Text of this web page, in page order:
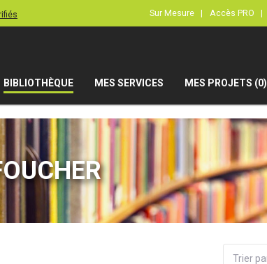
Sur Mesure | Accès PRO |
BIBLIOTHÈQUE MES SERVICES MES PROJETS (0)